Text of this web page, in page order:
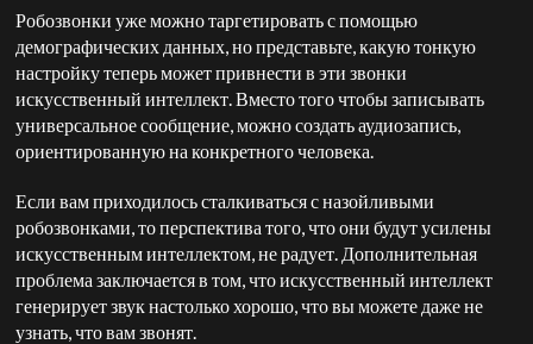
Робозвонки уже можно таргетировать с помощью
демографических данных, но представьте, какую тонкую
настройку теперь может привнести в эти звонки
искусственный интеллект. Вместо того чтобы записывать
универсальное сообщение, можно создать аудиозапись,
ориентированную на конкретного человека.
Если вам приходилось сталкиваться с назойливыми
робозвонками, то перспектива того, что они будут усилены
искусственным интеллектом, не радует. Дополнительная
проблема заключается в том, что искусственный интеллект
генерирует звук настолько хорошо, что вы можете даже не
узнать, что вам звонят.